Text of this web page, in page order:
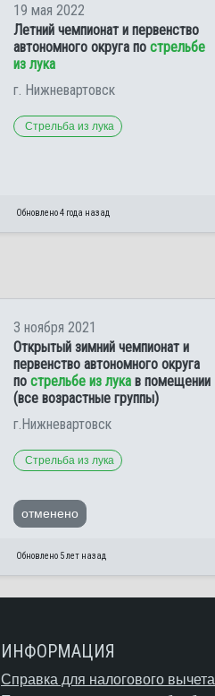
19 мая 2022
Летний чемпионат и первенство
автономного округа по стрельбе
из лука
г. Нижневартовск
Стрельба из лука
Обновлено 4 года назад
3 ноября 2021
Открытый зимний чемпионат и
первенство автономного округа
по стрельбе из лука в помещении
(все возрастные группы)
г.Нижневартовск
Стрельба из лука
отменено
Обновлено 5 лет назад
ИНФОРМАЦИЯ
Справка для налогового вычета